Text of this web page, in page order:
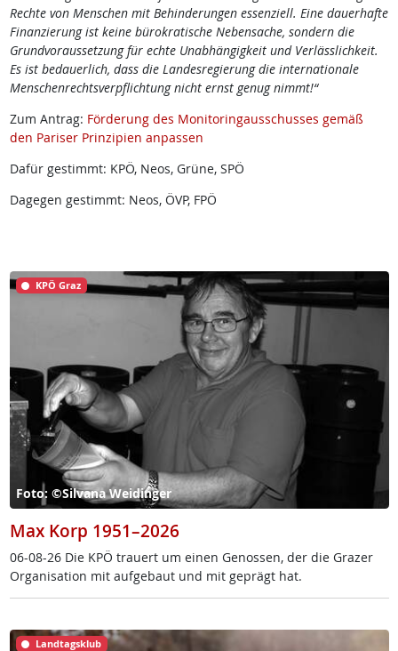
Rechte von Menschen mit Behinderungen essenziell. Eine dauerhafte
Finanzierung ist keine bürokratische Nebensache, sondern die
Grundvoraussetzung für echte Unabhängigkeit und Verlässlichkeit.
Es ist bedauerlich, dass die Landesregierung die internationale
Menschenrechtsverpflichtung nicht ernst genug nimmt!“
Zum Antrag: Förderung des Monitoringausschusses gemäß
den Pariser Prinzipien anpassen
Dafür gestimmt: KPÖ, Neos, Grüne, SPÖ
Dagegen gestimmt: Neos, ÖVP, FPÖ
KPÖ Graz
Foto: ©Silvana Weidinger
Max Korp 1951–2026
06-08-26 Die KPÖ trau­ert um ei­nen Ge­nos­sen, der die Gra­zer
Or­ga­ni­sa­ti­on mit auf­ge­baut und mit ge­prägt hat.
Landtagsklub